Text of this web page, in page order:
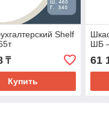
Shelf
₸
Купить
ШБ
61